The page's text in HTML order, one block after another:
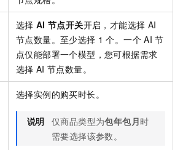
选择 AI 节点开关开启，才能选择 AI
节点数量。至少选择 1 个。一个 AI 节
点仅能部署一个模型，您可根据需求
选择 AI 节点数量。
选择实例的购买时长。
说明 仅商品类型为包年包月时
需要选择该参数。